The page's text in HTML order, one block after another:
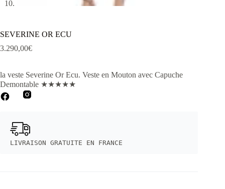
SEVERINE OR ECU
3.290,00€
la veste Severine Or Ecu. Veste en Mouton avec Capuche
Demontable ★★★★★
LIVRAISON GRATUITE EN FRANCE